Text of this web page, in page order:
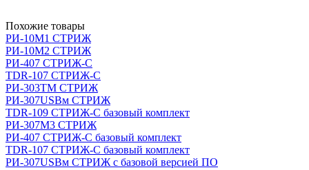
Похожие товары
РИ-10М1 СТРИЖ
РИ-10М2 СТРИЖ
РИ-407 СТРИЖ-С
TDR-107 СТРИЖ-С
РИ-303ТМ СТРИЖ
РИ-307USBм СТРИЖ
TDR-109 СТРИЖ-С базовый комплект
РИ-307М3 СТРИЖ
РИ-407 СТРИЖ-С базовый комплект
TDR-107 СТРИЖ-С базовый комплект
РИ-307USBм СТРИЖ с базовой версией ПО